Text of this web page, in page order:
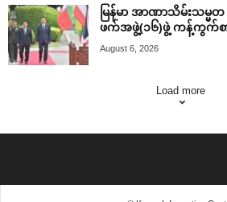
မြန်မာ အာဏာသိမ်းသမ္မ
ဖက်အဖွဲ့(၁၆)ဖွဲ့ ကန့်ကွက်
August 6, 2026
Load more